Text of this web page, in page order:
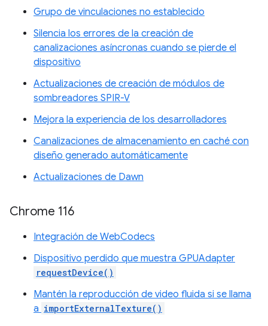
Grupo de vinculaciones no establecido
Silencia los errores de la creación de
canalizaciones asíncronas cuando se pierde el
dispositivo
Actualizaciones de creación de módulos de
sombreadores SPIR-V
Mejora la experiencia de los desarrolladores
Canalizaciones de almacenamiento en caché con
diseño generado automáticamente
Actualizaciones de Dawn
Chrome 116
Integración de WebCodecs
Dispositivo perdido que muestra GPUAdapter
requestDevice()
Mantén la reproducción de video fluida si se llama
a importExternalTexture()